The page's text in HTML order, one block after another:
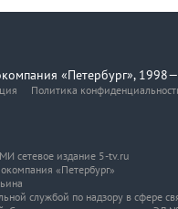
«Петербург»,
Политика
сетевое издание 5-tv.ru
«Петербург»
службой по надзору в сфере